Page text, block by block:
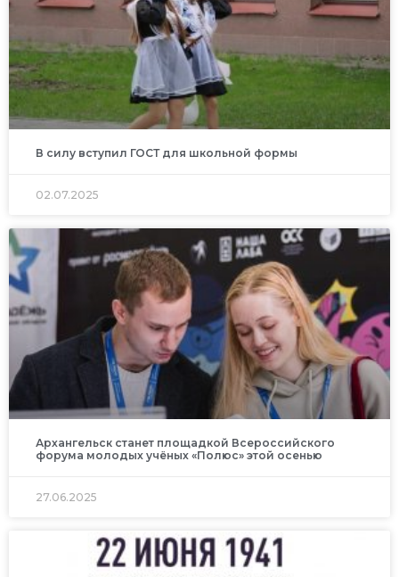
В силу вступил ГОСТ для школьной формы
02.07.2025
Архангельск станет площадкой Всероссийского
форума молодых учёных «Полюс» этой осенью
27.06.2025